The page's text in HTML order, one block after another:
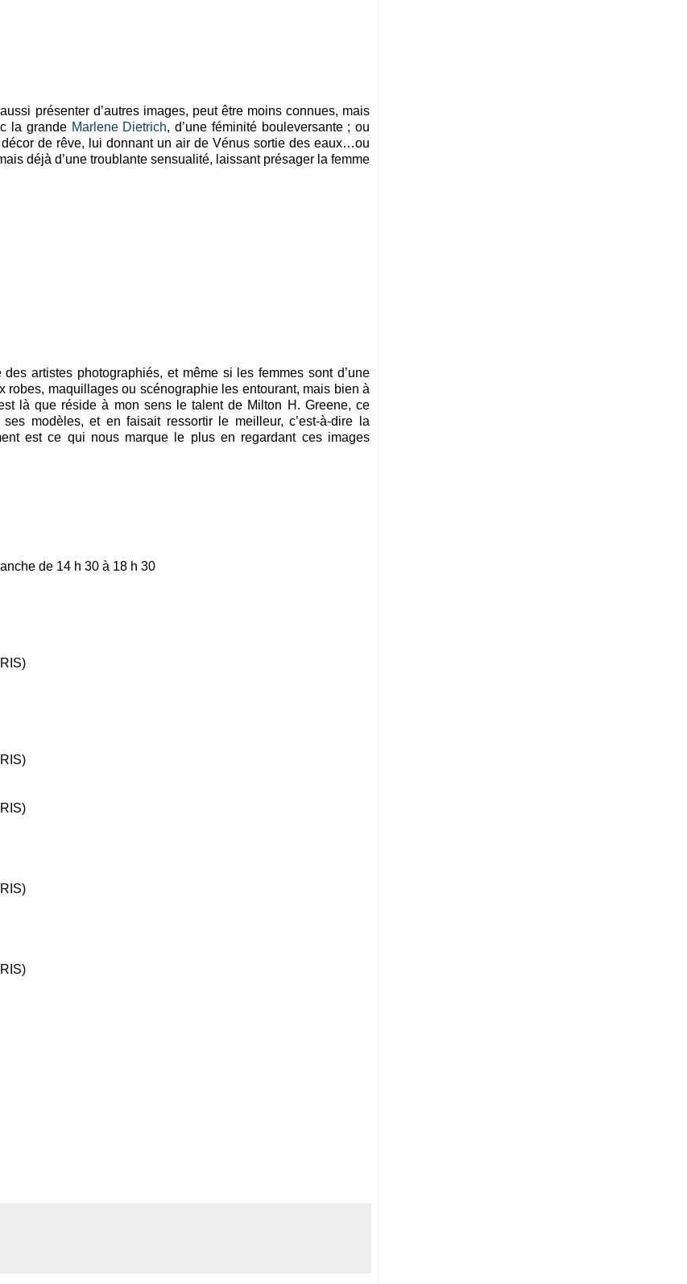
présenter d’autres images, peut être moins connues, mais
la grande Marlene Dietrich, d’une féminité bouleversante ; ou
de rêve, lui donnant un air de Vénus sortie des eaux…ou
déjà d’une troublante sensualité, laissant présager la femme
artistes photographiés, et même si les femmes sont d’une
robes, maquillages ou scénographie les entourant, mais bien à
là que réside à mon sens le talent de Milton H. Greene, ce
modèles, et en faisait ressortir le meilleur, c’est-à-dire la
est ce qui nous marque le plus en regardant ces images
de 14 h 30 à 18 h 30